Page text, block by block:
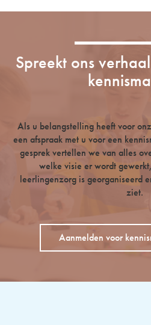
Spreekt ons
Als u belangstelling heeft voor
een afspraak met u voor een
gesprek vertellen we van alles
welke visie er wordt
leerlingenzorg is georganiseerd
ziet.
Aanmelden voor